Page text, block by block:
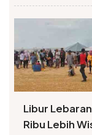
Libur
Ribu Lebih